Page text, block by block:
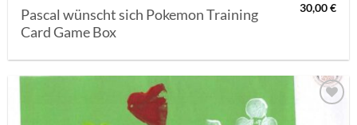
Pascal wünscht sich Pokemon Training
Card Game Box
30,00€
AUF MEINE